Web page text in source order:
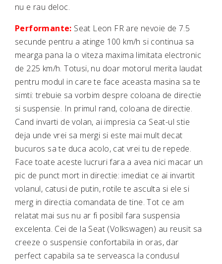
nu e rau deloc.
Performante: Seat Leon FR are nevoie de 7.5
secunde pentru a atinge 100 km/h si continua sa
mearga pana la o viteza maxima limitata electronic
de 225 km/h. Totusi, nu doar motorul merita laudat
pentru modul in care te face aceasta masina sa te
simti: trebuie sa vorbim despre coloana de directie
si suspensie. In primul rand, coloana de directie.
Cand invarti de volan, ai impresia ca Seat-ul stie
deja unde vrei sa mergi si este mai mult decat
bucuros sa te duca acolo, cat vrei tu de repede.
Face toate aceste lucruri fara a avea nici macar un
pic de punct mort in directie: imediat ce ai invartit
volanul, catusi de putin, rotile te asculta si ele si
merg in directia comandata de tine. Tot ce am
relatat mai sus nu ar fi posibil fara suspensia
excelenta. Cei de la Seat (Volkswagen) au reusit sa
creeze o suspensie confortabila in oras, dar
perfect capabila sa te serveasca la condusul